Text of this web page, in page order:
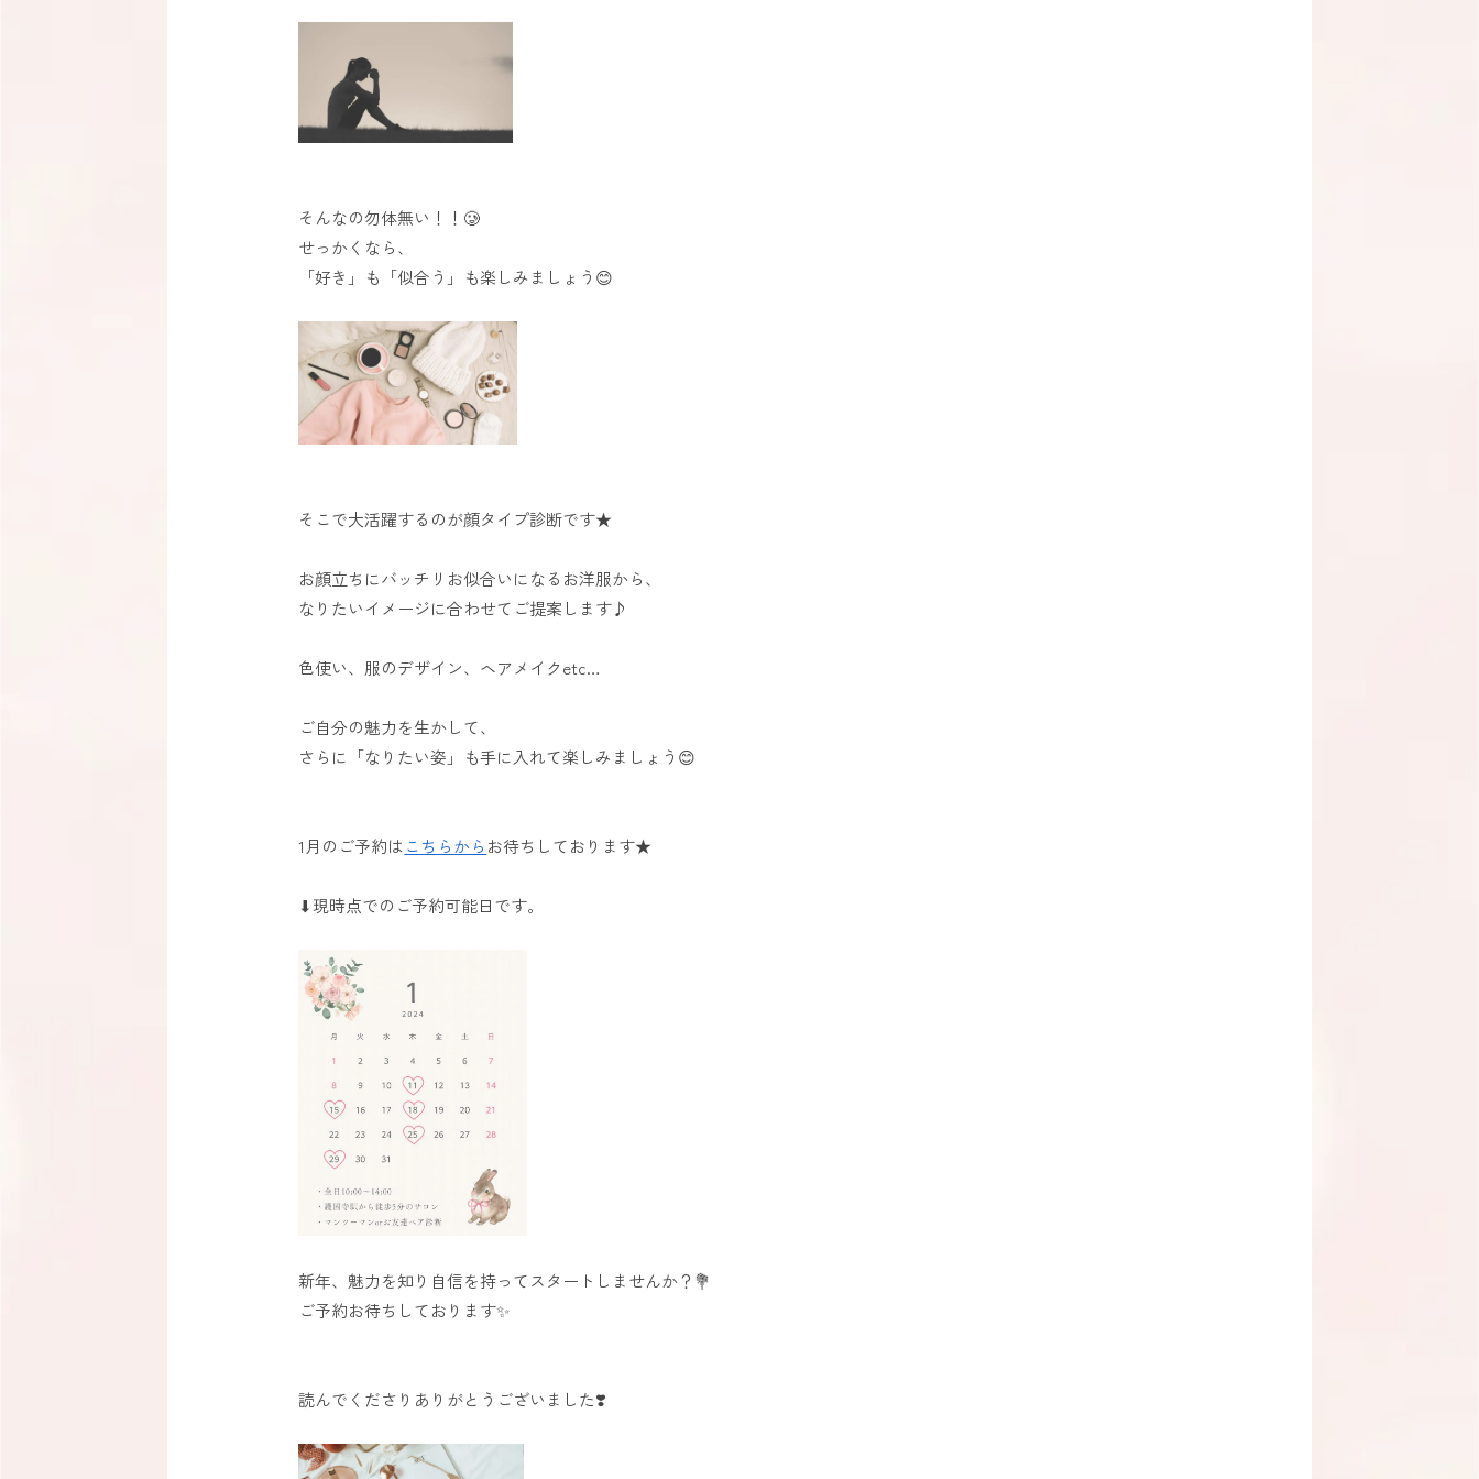
そんなの勿体無い！！🥲
せっかくなら、
「好き」も「似合う」も楽しみましょう😊
そこで大活躍するのが顔タイプ診断です★
お顔立ちにバッチリお似合いになるお洋服から、
なりたいイメージに合わせてご提案します♪
色使い、服のデザイン、ヘアメイクetc…
ご自分の魅力を生かして、
さらに「なりたい姿」も手に入れて楽しみましょう😊
1月のご予約はこちらから お待ちしております★
⬇︎現時点でのご予約可能日です。
新年、魅力を知り自信を持ってスタートしませんか？💐
ご予約お待ちしております✨
読んでくださりありがとうございました❣️